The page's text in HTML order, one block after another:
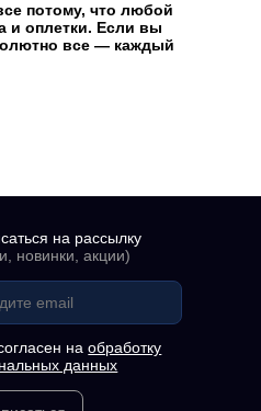
потому, что любой
и оплетки. Если вы
все — каждый
на рассылку
новинки, акции)
наобработку
данных